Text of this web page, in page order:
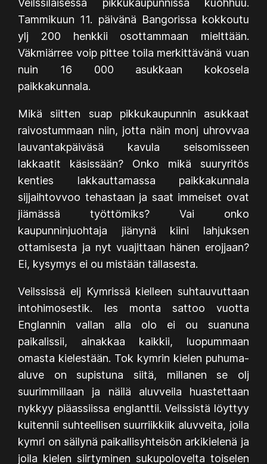
Tammikuun 11. päivänä Bangorissa kokkoutu
ylj 200 henkkii osottammaan mielttään.
Väkmiärree voip pittee toila merkittävänä vuan
nuin 16 000 asukkaan kokosela
paikkakunnala.
Mikä siitten suap pikkukaupunnin asukkaat
raivostummaan niin, jotta näin monj uhrovvaa
lauvantakpäiväsä kavula seisomisseen
lakkaatit käsissään? Onko mikä suuryritös
kenties lakkauttamassa paikkakunnala
sijjaihtovvoo tehastaan ja saat immeiset ovat
jiämässä työttömiks? Vai onko
kaupunninjuohtaja jiänynä kiini lahjuksen
ottamisesta ja nyt vuajittaan hänen erojjaan?
Ei, kysymys ei ou mistään tällasesta.
Veilssissä elj Kymrissä kielleen suhtauvuttaan
intohimosestik. Ies monta sattoo vuotta
Englannin vallan alla olo ei ou suanuna
paikalissii, ainakkaa kaikkii, luopummaan
omasta kielestään. Tok kymrin kielen puhuma-
aluve on supistuna siitä, millanen se olj
suurimmillaan ja näilä aluvveila huastettaan
nykkyy piäassiissa englanttii. Veilssistä löyttyy
kuitennii suhteellisen suurriikkiik aluvveita, joila
kymri on säilynä paikallisyhteisön arkikielenä ja
joila kielen siirtyminen sukupolovelta toiselen